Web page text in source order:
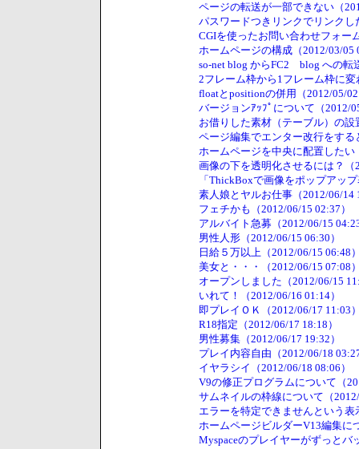
ページの転送が一部できない（
パスワードつきリンクでリンク
CGIを使ったお問い合わせフォー
ホームページの構成（2012/03/05
so-net blog からFC2 blog への転
2フレーム枠から1フレーム枠に
floatとpositionの併用（2012/05/
バージョンｱｯﾌﾟについて（2012/
お借りした素材（テーブル）の
ページ編集でエンター改行をす
ホームページを中央に配置したい
画像の下を透明化させるには？（
「ThickBoxで画像をポップアッ
素人娘とヤルお仕事（2012/06/14
フェチかも（2012/06/15 02:37）
アルバイト急募（2012/06/15
男性人形（2012/06/15 06:30）
日給５万以上（2012/06/15 06:48
美女と・・・（2012/06/15 07:08
オープンしました（2012/06/15
いれて！（2012/06/16 01:14）
即プレイＯＫ（2012/06/17 11:03
R18指定（2012/06/17 18:18）
男性募集（2012/06/17 19:32）
プレイ内容自由（2012/06/18
イヤラシイ（2012/06/18 08:06）
V9の修正プログラムについて（
サムネイルの枠線について（
エラーを特定できませんという
ホームページビルダーV13編集に
Myspaceのプレイヤーがずっとバ